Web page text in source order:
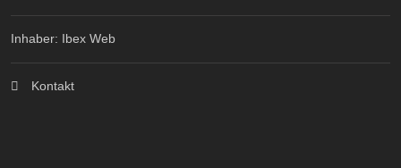
Inhaber: Ibex Web
Kontakt